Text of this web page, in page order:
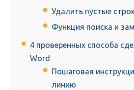
Удалить пустые
Функция поиска и
4 проверенных способа
Word
Пошаговая
линию